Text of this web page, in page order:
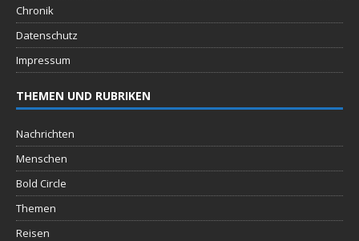
Chronik
Datenschutz
Impressum
THEMEN UND RUBRIKEN
Nachrichten
Menschen
Bold Circle
Themen
Reisen